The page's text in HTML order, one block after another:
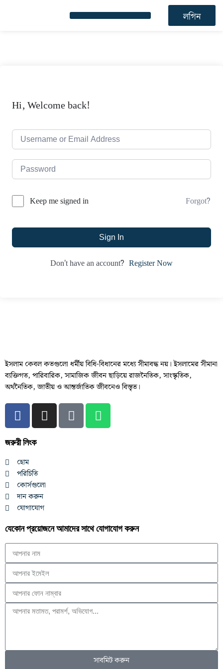
লগিন
Hi, Welcome back!
Keep me signed in Forgot?
Sign In
Don't have an account? Register Now
ইসলাম কেবল কতগুলো ধর্মীয় বিধি-বিধানের মধ্যে সীমাবদ্ধ নয়। ইসলামের সীমানা
ব্যক্তিগত, পারিবারিক, সামাজিক জীবন ছাড়িয়ে রাজনৈতিক, সাংস্কৃতিক,
অর্থনৈতিক, জাতীয় ও আন্তর্জাতিক জীবনেও বিস্তৃত।
জরুরী লিংক
হোম
পরিচিতি
কোর্সগুলো
দান করুন
যোগাযোগ
যেকোন প্রয়োজনে আমাদের সাথে যোগাযোগ করুন
সাবমিট করুন